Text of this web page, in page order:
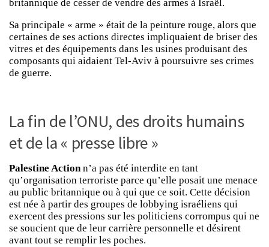
britannique de cesser de vendre des armes à Israël.
Sa principale « arme » était de la peinture rouge, alors que
certaines de ses actions directes impliquaient de briser des
vitres et des équipements dans les usines produisant des
composants qui aidaient Tel-Aviv à poursuivre ses crimes
de guerre.
La fin de l’ONU, des droits humains
et de la « presse libre »
Palestine Actionn’a pas été interdite en tant
qu’organisation terroriste parce qu’elle posait une menace
au public britannique ou à qui que ce soit. Cette décision
est née à partir des groupes de lobbying israéliens qui
exercent des pressions sur les politiciens corrompus qui ne
se soucient que de leur carrière personnelle et désirent
avant tout se remplir les poches.